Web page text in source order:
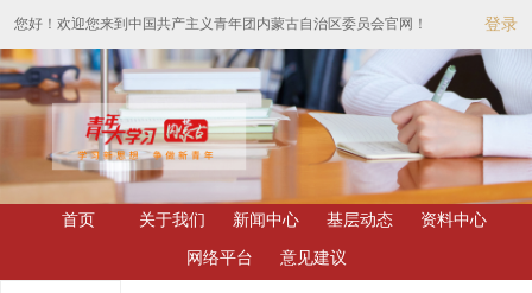
您好！欢迎您来到中国共产主义青年团内蒙古自治区委员会官网！ 登录
首页 关于我们 新闻中心 基层动态 资料中心
网络平台 意见建议